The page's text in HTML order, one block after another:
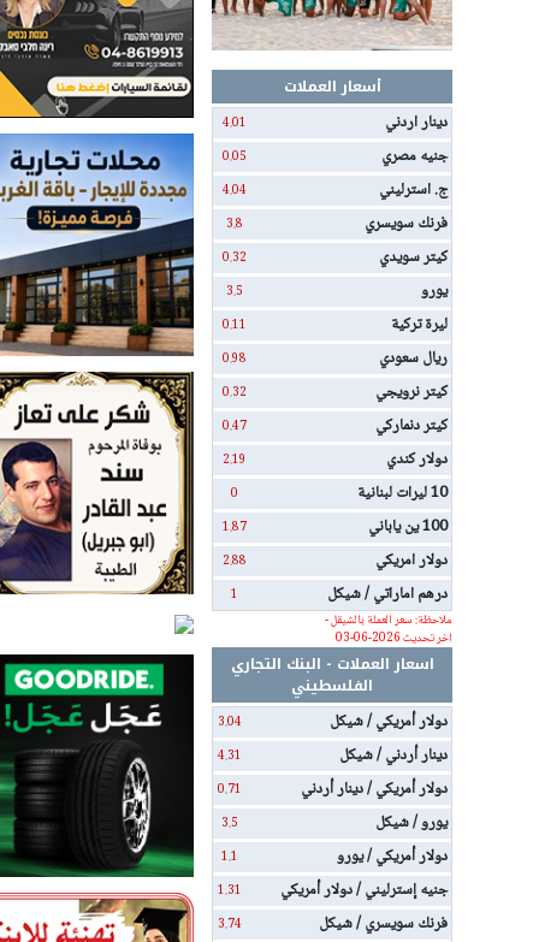
أسعار العملات
دينار اردني
4.01
جنيه مصري 0.05
ج. استرليني 4.04
فرنك سويسري 3.8
كيتر سويدي 0.32
يورو 3.5
ليرة تركية 0.11
ريال سعودي 0.98
كيتر نرويجي 0.32
كيتر دنماركي 0.47
دولار كندي 2.19
10 ليرات لبنانية 0
100 ين ياباني 1.87
دولار امريكي 2.88
درهم اماراتي / شيكل
1
ملاحظة: سعر العملة بالشيقل -
اخر تحديث 2026-06-03
اسعار العملات - البنك التجاري
الفلسطيني
دولار أمريكي / شيكل
3.04
دينار أردني / شيكل 4.31
دولار أمريكي / دينار أردني 0.71
يورو / شيكل 3.5
دولار أمريكي / يورو 1.1
جنيه إسترليني / دولار أمريكي 1.31
فرنك سويسري / شيكل 3.74